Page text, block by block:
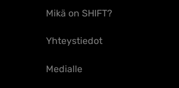
Mikä on SHIFT?
Yhteystiedot
Medialle